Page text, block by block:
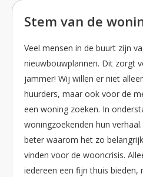
Stem van de
Veel mensen in de buurt zijn
nieuwbouwplannen. Dit zorgt
jammer! Wij willen er niet
huurders, maar ook voor de
een woning zoeken. In
woningzoekenden hun
beter waarom het zo
vinden voor de wooncrisis.
iedereen een fijn thuis bieden,